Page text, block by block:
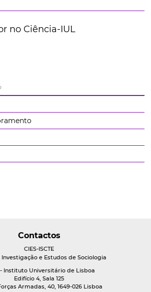
no Ciência-IUL
Contactos
CIES-ISCTE
e Estudos de Sociologia
- Instituto Universitário de Lisboa
Edifício 4, Sala 125
Armadas, 40, 1649-026 Lisboa